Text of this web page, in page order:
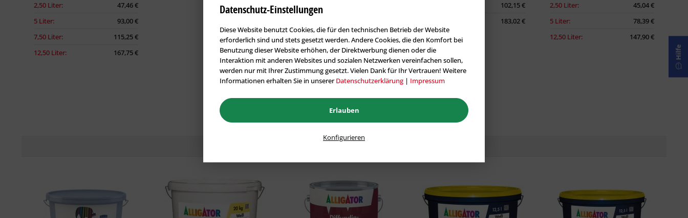
2,50 Liter:
47,46 €
5 Liter:
93,00 €
7,50 Liter:
115,25 €
12,50 Liter:
167,75 €
2,50 Liter:
12,50 Liter:
142,11 €
102,15 €
183,02 €
2,50 Liter:
45,04 €
5 Liter:
78,39 €
12,50 Liter:
147,90 €
Alle tönbaren Artikel aus der Kategorie Innenfarben
Fassadenfarben
Hilfe
Datenschutz-Einstellungen
Diese Website benutzt Cookies, die für den technischen Betrieb der Website
erforderlich sind und stets gesetzt werden. Andere Cookies, die den Komfort bei
Benutzung dieser Website erhöhen, der Direktwerbung dienen oder die
Interaktion mit anderen Websites und sozialen Netzwerken vereinfachen sollen,
werden nur mit Ihrer Zustimmung gesetzt. Vielen Dank für Ihr Vertrauen! Weitere
Informationen erhalten Sie in unsererDatenschutzerklärung | Impressum
Erlauben
Konfigurieren